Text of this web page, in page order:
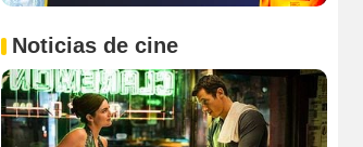
Noticias de cine